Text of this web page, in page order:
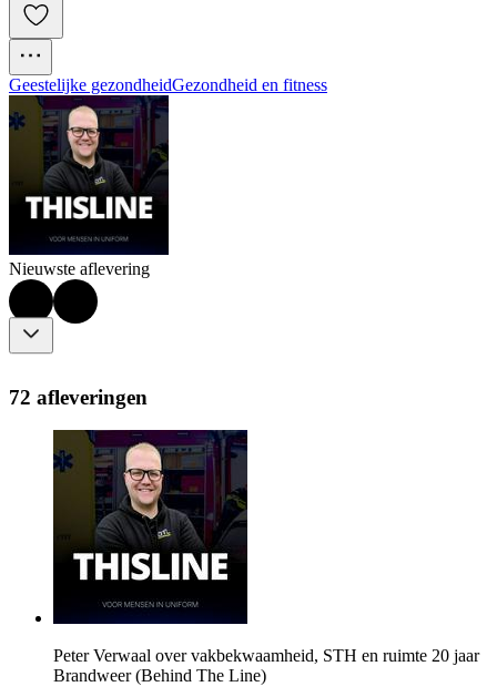
Geestelijke gezondheidGezondheid en fitness
Nieuwste aflevering
72 afleveringen
Peter Verwaal over vakbekwaamheid, STH en ruimte 20 jaar
Brandweer (Behind The Line)